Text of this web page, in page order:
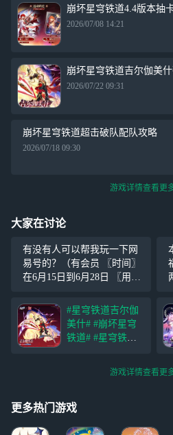
崩坏星穹铁道4.4版本抽
2026/07/08 14:21
崩坏星穹铁道吉尔伽美
2026/07/22 09:31
崩坏星穹铁道超击破队配队攻略
2026/07/18 09:30
游戏详情查看更
大家在讨论
有没有人可以帮我玩一下网
易号的？（有会员 〖时间〗
在6月15日到6月28日 〖用户
哥改完名字再来 〖玩号要
求〗 每天要打卡，要帮我做
原神和崩铁的每日，其他随
便玩，
#星穹铁道吉尔伽
美什# #崩坏星穹
铁道# #星穹铁道F
「天外卫星通信」
https://www.bilibili.
86cEc3/ 「星核，
游戏详情查看更
更多热门游戏